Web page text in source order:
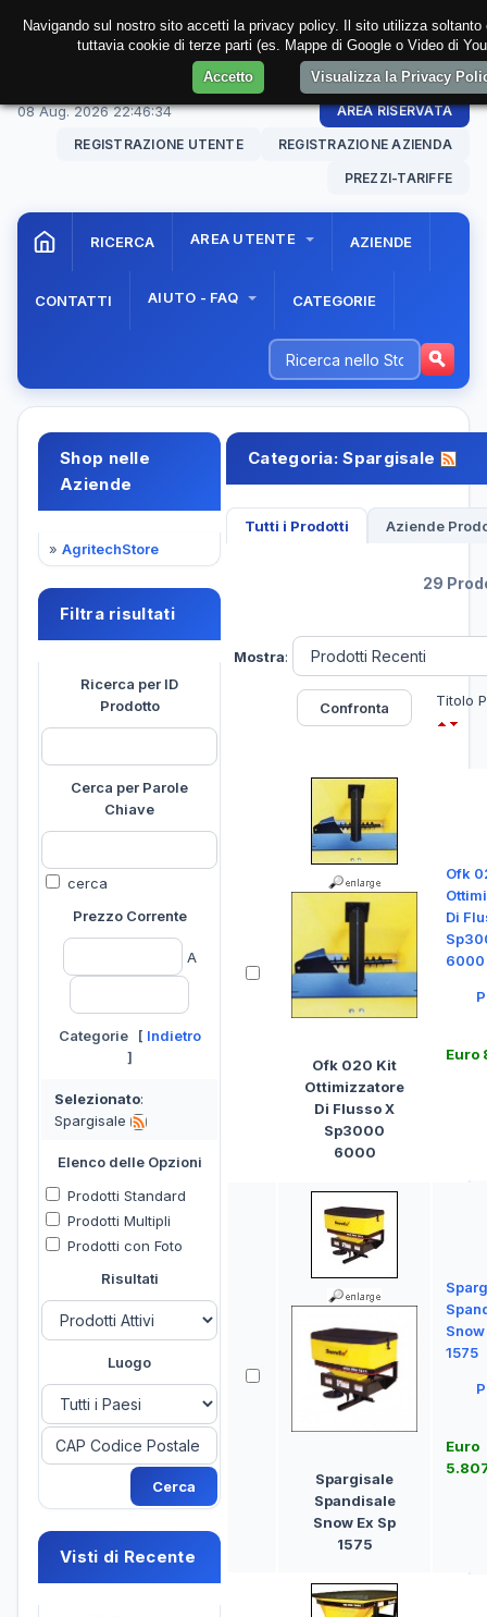
08 Aug. 202622:46:35 AREA RISERVATA
REGISTRAZIONE UTENTE REGISTRAZIONE AZIENDA
PREZZI-TARIFFE
RICERCA AREA UTENTE AZIENDE
CONTATTI AIUTO - FAQ CATEGORIE
Shop nelle
Aziende
» AgritechStore
Filtra risultati
Ricerca per ID
Prodotto
Cerca per Parole
Chiave
cerca
Prezzo Corrente
A
Categorie [ Indietro
]
Selezionato:
Spargisale
Elenco delle Opzioni
Prodotti Standard
Prodotti Multipli
Prodotti con Foto
Risultati
Luogo
Visti di Recente
Categoria: Spargisale
Tutti i Prodotti Aziende
29
Mostra:
Titolo
Ofk 020 Kit
Ottimizzatore
Di Flusso X
Sp3000
6000
Ofk
Di
6000
Euro
Spargisale
Spandisale
Snow Ex Sp
1575
Snow
1575
Euro
Navigando sul nostro sito accetti la privacy policy. Il sito utilizza
tuttavia cookie di terze parti (es. Mappe di Google o Video di
Accetto
Visualizza la Privacy